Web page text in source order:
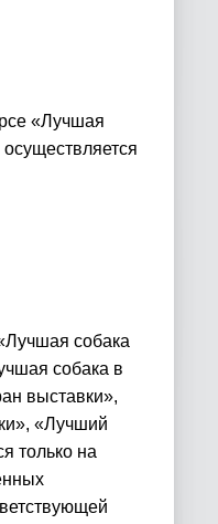
«Лучшая
осуществляется
собака
собака в
выставки»,
«Лучший
только на